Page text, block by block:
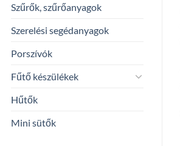
Szűrők, szűrőanyagok
Szerelési segédanyagok
Porszívók
Fűtő készülékek
Hűtők
Mini sütők